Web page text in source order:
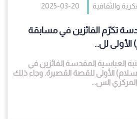
والثقافية 2025-03-20
تكرّم الفائزين في مسابقة
الأولى لل...
العباسية المقدسة الفائزين في
الأولى للقصة القصيرة. وجاء ذلك
الس...